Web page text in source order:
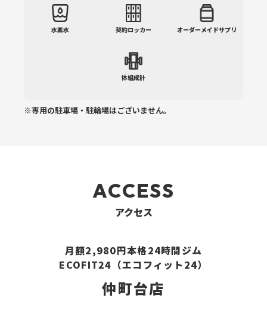
水素水 契約ロッカー オーダーメイドサプリ
体組成計
※専用の駐車場・駐輪場はございません。
ACCESS
アクセス
月額2,980円本格24時間ジム
ECOFIT24（エコフィット24）
仲町台店